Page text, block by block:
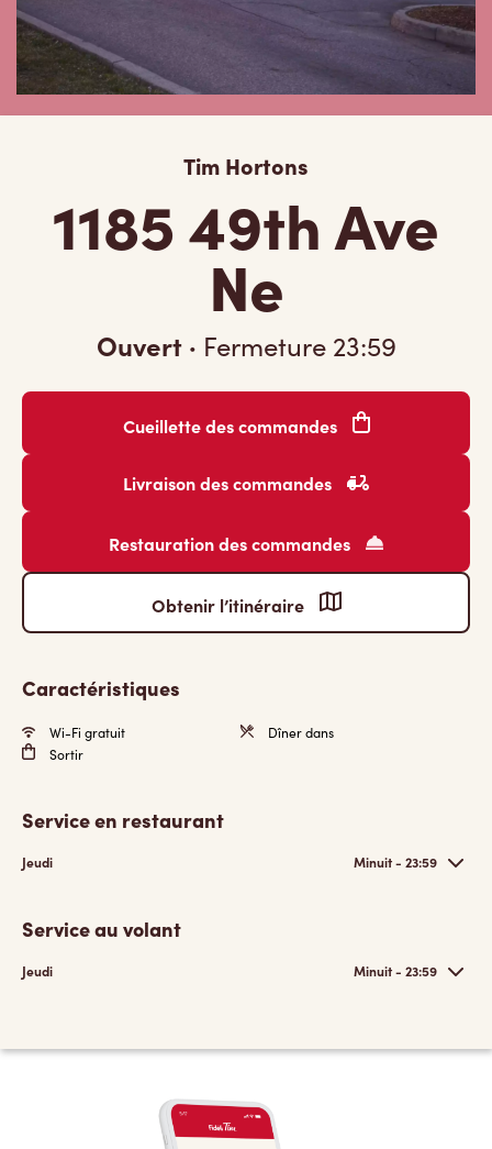
Tim Hortons
1185 49th Ave
Ne
Ouvert · Fermeture 23:59
Cueillette des commandes
Livraison des commandes
Restauration des commandes
Obtenir l’itinéraire
Caractéristiques
Wi-Fi gratuit
Dîner dans
Sortir
Service en restaurant
Jeudi Minuit - 23:59
Service au volant
Jeudi Minuit - 23:59